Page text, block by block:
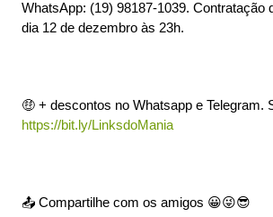
WhatsApp: (19) 98187-1039. Contratação
dia 12 de dezembro às 23h.
🤑 + descontos no Whatsapp e Telegram.
https://bit.ly/LinksdoMania
📤 Compartilhe com os amigos 😀😜😎